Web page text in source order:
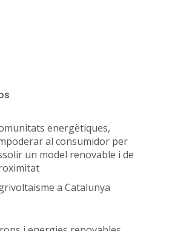
energètiques,
al consumidor per
un model renovable i de
a Catalunya